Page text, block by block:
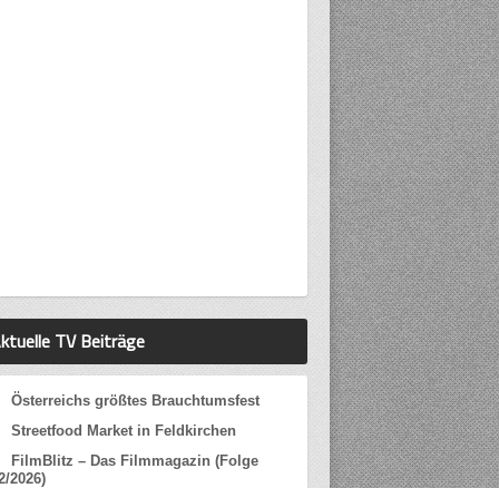
TV Beiträge
Österreichs größtes Brauchtumsfest
Streetfood Market in Feldkirchen
FilmBlitz – Das Filmmagazin (Folge
2026)